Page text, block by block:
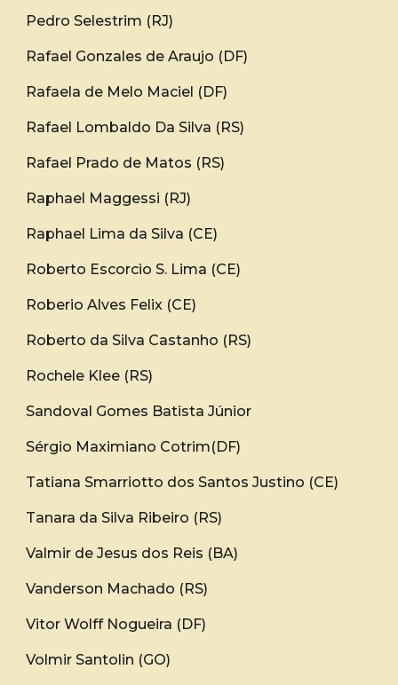
Pedro Selestrim (RJ)
Rafael Gonzales de Araujo (DF)
Rafaela de Melo Maciel (DF)
Rafael Lombaldo Da Silva (RS)
Rafael Prado de Matos (RS)
Raphael Maggessi (RJ)
Raphael Lima da Silva (CE)
Roberto Escorcio S. Lima (CE)
Roberio Alves Felix (CE)
Roberto da Silva Castanho (RS)
Rochele Klee (RS)
Sandoval Gomes Batista Júnior
Sérgio Maximiano Cotrim(DF)
Tatiana Smarriotto dos Santos Justino (CE)
Tanara da Silva Ribeiro (RS)
Valmir de Jesus dos Reis (BA)
Vanderson Machado (RS)
Vitor Wolff Nogueira (DF)
Volmir Santolin (GO)